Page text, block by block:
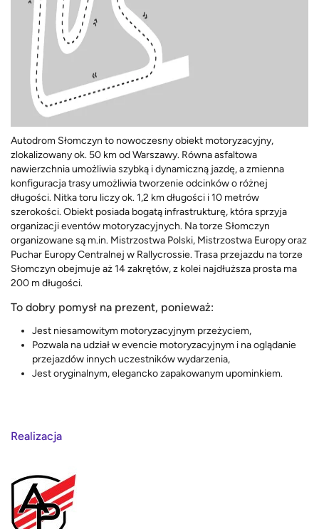
Autodrom Słomczyn to nowoczesny obiekt motoryzacyjny,
zlokalizowany ok. 50 km od Warszawy. Równa asfaltowa
nawierzchnia umożliwia szybką i dynamiczną jazdę, a zmienna
konfiguracja trasy umożliwia tworzenie odcinków o różnej
długości. Nitka toru liczy ok. 1,2 km długości i 10 metrów
szerokości. Obiekt posiada bogatą infrastrukturę, która sprzyja
organizacji eventów motoryzacyjnych. Na torze Słomczyn
organizowane są m.in. Mistrzostwa Polski, Mistrzostwa Europy oraz
Puchar Europy Centralnej w Rallycrossie. Trasa przejazdu na torze
Słomczyn obejmuje aż 14 zakrętów, z kolei najdłuższa prosta ma
200 m długości.
To dobry pomysł na prezent, ponieważ:
Jest niesamowitym motoryzacyjnym przeżyciem,
Pozwala na udział w evencie motoryzacyjnym i na oglądanie
przejazdów innych uczestników wydarzenia,
Jest oryginalnym, elegancko zapakowanym upominkiem.
Realizacja